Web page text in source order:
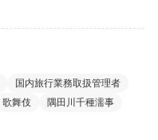
国内旅行業務取扱管理者
歌舞伎
隅田川千種濡事